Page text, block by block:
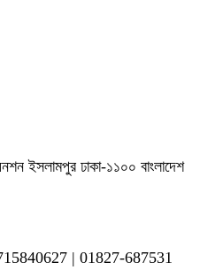
ইসলামপুর ঢাকা-১১০০ বাংলাদেশ
| 01827-687531